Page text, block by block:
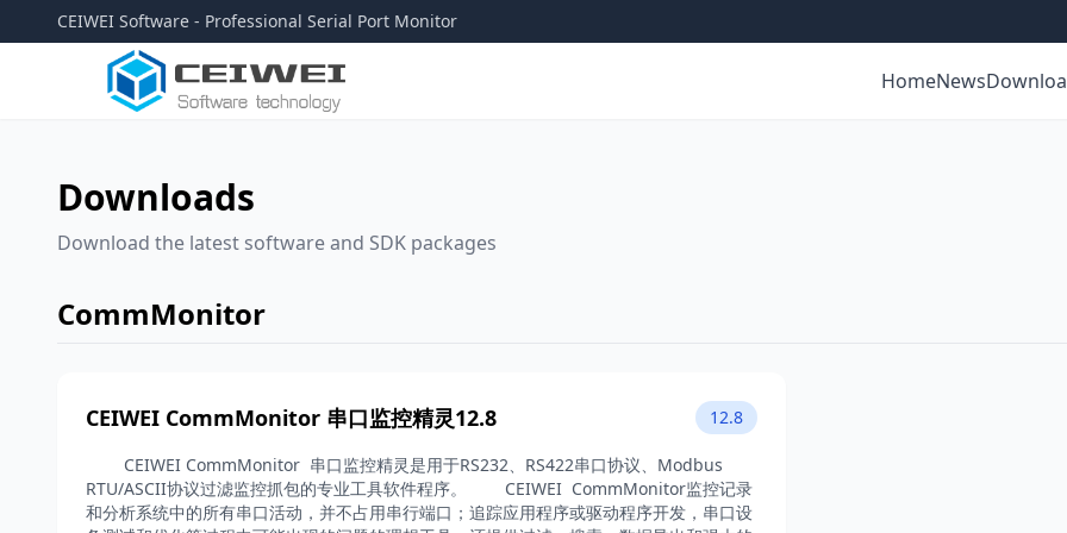
CEIWEI Software - Professional Serial Port Monitor
HomeNews
Downloads
Download the latest software and SDK packages
CommMonitor
CEIWEI CommMonitor 串口监控精灵12.8 12.8
CEIWEI CommMonitor 串口监控精灵是用于RS232、RS422串口协议、Modbus
RTU/ASCII协议过滤监控抓包的专业工具软件程序。 CEIWEI CommMonitor监控记录
和分析系统中的所有串口活动，并不占用串行端口；追踪应用程序或驱动程序开发，串口设